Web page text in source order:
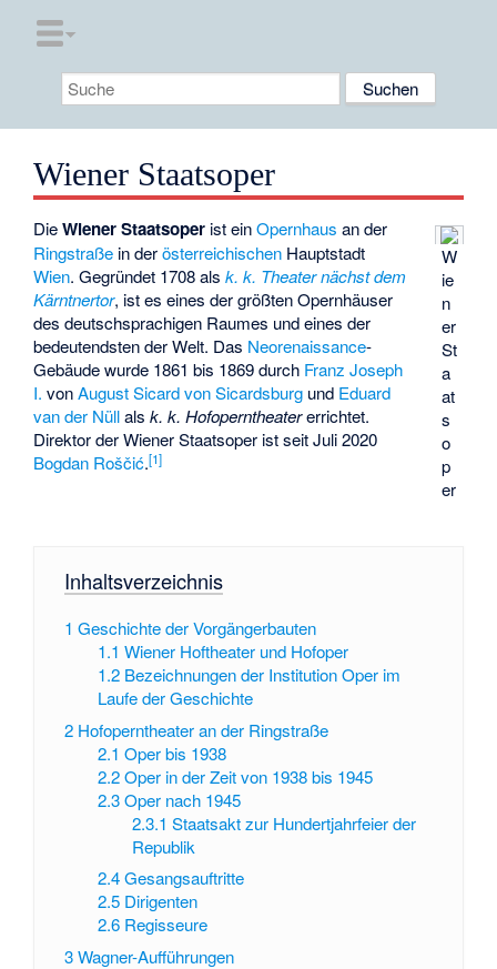
Wiener Staatsoper
W
ie
n
er
St
a
at
s
o
p
er
DieWiener Staatsoper ist einOpernhaus an der
Ringstraße in derösterreichischen Hauptstadt
Wien. Gegründet 1708 alsk. k. Theater nächst dem
Kärntnertor, ist es eines der größten Opernhäuser
des deutschsprachigen Raumes und eines der
bedeutendsten der Welt. Das Neorenaissance-
Gebäude wurde 1861 bis 1869 durch Franz Joseph
I. vonAugust Sicard von Sicardsburg und Eduard
van der Nüllalsk. k. Hofoperntheatererrichtet.
Direktor der Wiener Staatsoper ist seit Juli 2020
Bogdan Roščić.[1]
Inhaltsverzeichnis
1 Geschichte der Vorgängerbauten
1.1 Wiener Hoftheater und Hofoper
1.2 Bezeichnungen der Institution Oper im
Laufe der Geschichte
2 Hofoperntheater an der Ringstraße
2.1 Oper bis 1938
2.2 Oper in der Zeit von 1938 bis 1945
2.3 Oper nach 1945
2.3.1 Staatsakt zur Hundertjahrfeier der
Republik
2.4 Gesangsauftritte
2.5 Dirigenten
2.6 Regisseure
3Wagner-Aufführungen